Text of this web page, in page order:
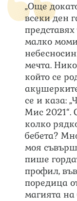
„Още
всеки ден
малко
мечта.
който се
се и каза:
Мис 2021“.
колко
бебета?
моя
пише
профил,
поредица
магията на